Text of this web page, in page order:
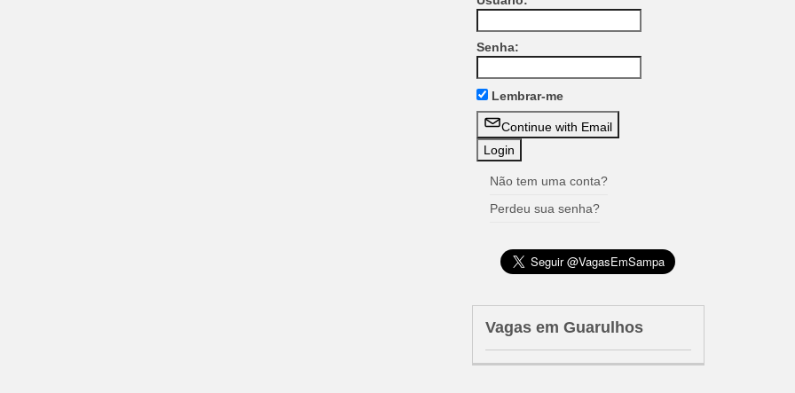
Senha:
Lembrar-me
Continue with Email
Não tem uma conta?
Perdeu sua senha?
Vagas em Guarulhos